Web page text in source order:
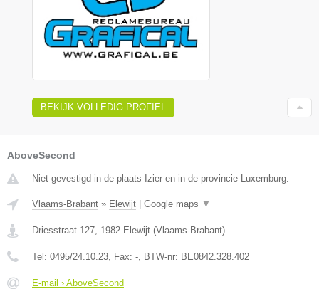
BEKIJK VOLLEDIG PROFIEL
AboveSecond
Niet gevestigd in de plaats Izier en in de provincie Luxemburg.
Vlaams-Brabant » Elewijt Google maps ▼
Driesstraat 127 1982 Elewijt (Vlaams-Brabant)
Tel: 0495/24.10.23 , Fax: - , BTW-nr: BE0842.328.402
E-mail › AboveSecond